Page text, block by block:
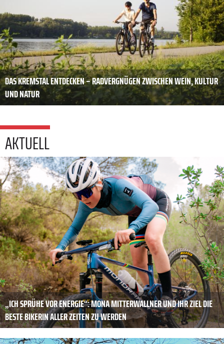
DAS KREMSTAL ENTDECKEN – RADVERGNÜGEN ZWISCHEN WEIN, KULTUR
UND NATUR
AKTUELL
„ICH SPRÜHE VOR ENERGIE“: MONA MITTERWALLNER UND IHR ZIEL DIE
BESTE BIKERIN ALLER ZEITEN ZU WERDEN